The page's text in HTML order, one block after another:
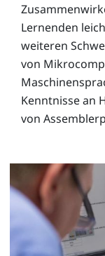
Lernenden
weiteren
von
Kenntnisse an
von